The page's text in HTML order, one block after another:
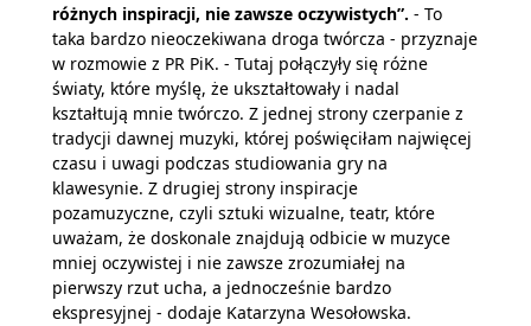
różnych inspiracji, nie zawsze oczywistych”. - To
taka bardzo nieoczekiwana droga twórcza - przyznaje
w rozmowie z PR PiK. - Tutaj połączyły się różne
światy, które myślę, że ukształtowały i nadal
kształtują mnie twórczo. Z jednej strony czerpanie z
tradycji dawnej muzyki, której poświęciłam najwięcej
czasu i uwagi podczas studiowania gry na
klawesynie. Z drugiej strony inspiracje
pozamuzyczne, czyli sztuki wizualne, teatr, które
uważam, że doskonale znajdują odbicie w muzyce
mniej oczywistej i nie zawsze zrozumiałej na
pierwszy rzut ucha, a jednocześnie bardzo
ekspresyjnej - dodaje Katarzyna Wesołowska.